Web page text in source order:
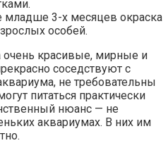
младше 3-х месяцев окраска
особей.
красивые, мирные и
соседствуют с
не требовательны
питаться практически
нюанс — не
аквариумах. В них им